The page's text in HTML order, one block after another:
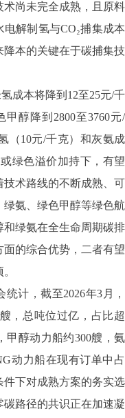
尚未完全成熟，且原料
解制氢与CO₂捕集成本
本的关键在于碳捕集技
成本将降到12至25元/千
甲醇降到2800至3760元/
（10元/千克）和灰氨成
绿色溢价加持下，有望
术路线的不断成熟、可
氨、绿色甲醇等绿色航
绿氨在全生命周期碳排
的综合优势，二者有望
计，截至2026年3月，
，总吨位过亿，占比超
甲醇动力船约300艘，氨
动力船在现有订单中占
下对成熟方案的务实选
路径的共识正在加速凝